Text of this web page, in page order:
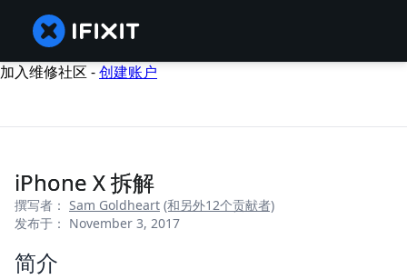
加入维修社区 -创建账户
iPhone X 拆解
撰写者： Sam Goldheart (和另外12个贡献者)
发布于： November 3, 2017
简介